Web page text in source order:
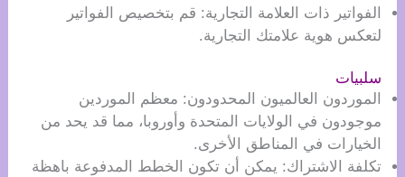
الفواتير ذات العلامة التجارية: قم بتخصيص الفواتير
لتعكس هوية علامتك التجارية.
سلبيات
الموردون العالميون المحدودون: معظم الموردين
موجودون في الولايات المتحدة وأوروبا، مما قد يحد من
الخيارات في المناطق الأخرى.
تكلفة الاشتراك: يمكن أن تكون الخطط المدفوعة باهظة